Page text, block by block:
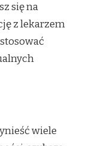
się na
z lekarzem
wiele